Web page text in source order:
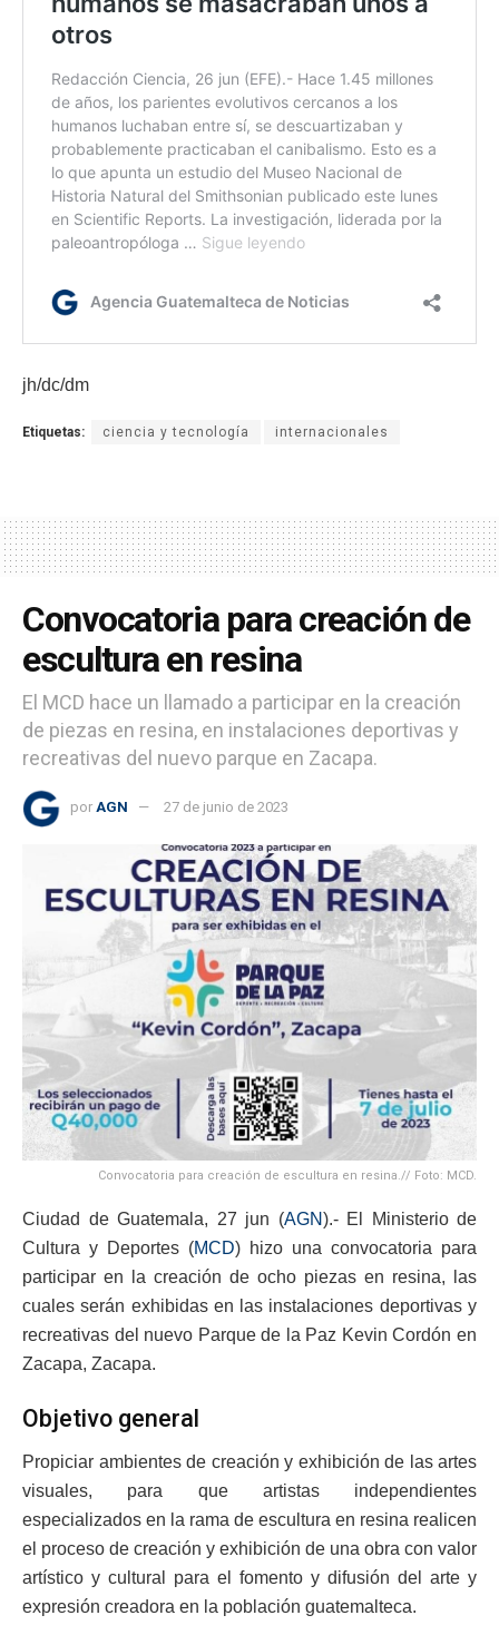
jh/dc/dm
Etiquetas: ciencia y tecnología internacionales
Convocatoria para creación de
escultura en resina
El MCD hace un llamado a participar en la creación
de piezas en resina, en instalaciones deportivas y
recreativas del nuevo parque en Zacapa.
por AGN 27 de junio de 2023
Convocatoria para creación de escultura en resina.// Foto: MCD.
Ciudad de Guatemala, 27 jun (AGN).- El Ministerio de
Cultura y Deportes (MCD) hizo una convocatoria para
participar en la creación de ocho piezas en resina, las
cuales serán exhibidas en las instalaciones deportivas y
recreativas del nuevo Parque de la Paz Kevin Cordón en
Zacapa, Zacapa.
Objetivo general
Propiciar ambientes de creación y exhibición de las artes
visuales, para que artistas independientes
especializados en la rama de escultura en resina realicen
el proceso de creación y exhibición de una obra con valor
artístico y cultural para el fomento y difusión del arte y
expresión creadora en la población guatemalteca.